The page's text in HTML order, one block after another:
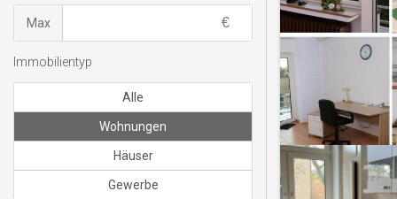
Max
Immobilientyp
Alle
Wohnungen
Häuser
Gewerbe